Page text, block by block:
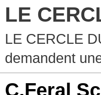
LE
LE CERCLE
demandent
C.Feral